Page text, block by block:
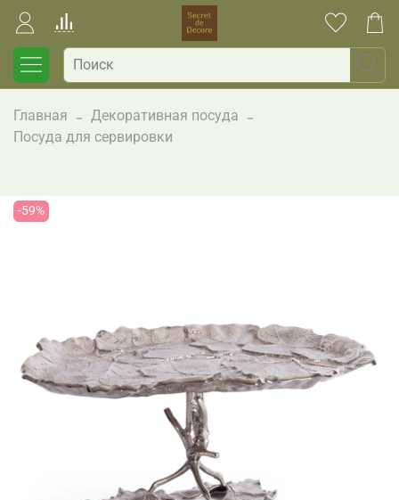
Главная
Декоративная посуда
Посуда для сервировки
-59%